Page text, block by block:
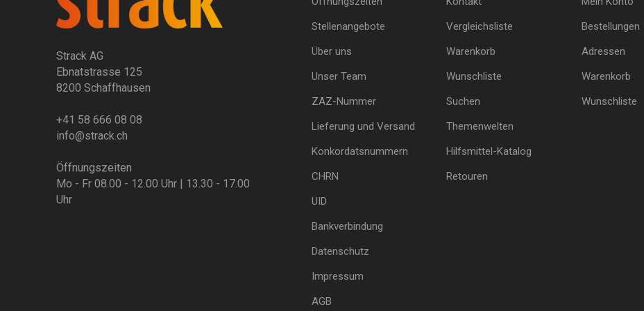
Strack AG
Ebnatstrasse 125
8200 Schaffhausen
+41 58 666 08 08
info@strack.ch
Öffnungszeiten
Mo - Fr 08.00 - 12.00 Uhr | 13.30 - 17.00
Uhr
Stellenangebote
Über uns
Unser Team
ZAZ-Nummer
Lieferung und Versand
Konkordatsnummern
CHRN
UID
Bankverbindung
Datenschutz
Impressum
AGB
Vergleichsliste
Warenkorb
Wunschliste
Suchen
Themenwelten
Hilfsmittel-Katalog
Retouren
Bestellungen
Adressen
Warenkorb
Wunschliste